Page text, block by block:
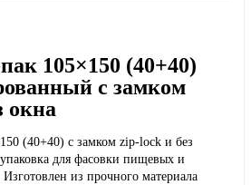
105×150 (40+40)
с замком
окна
(40+40) с замком zip-lock и без
для фасовки пищевых и
из прочного материала